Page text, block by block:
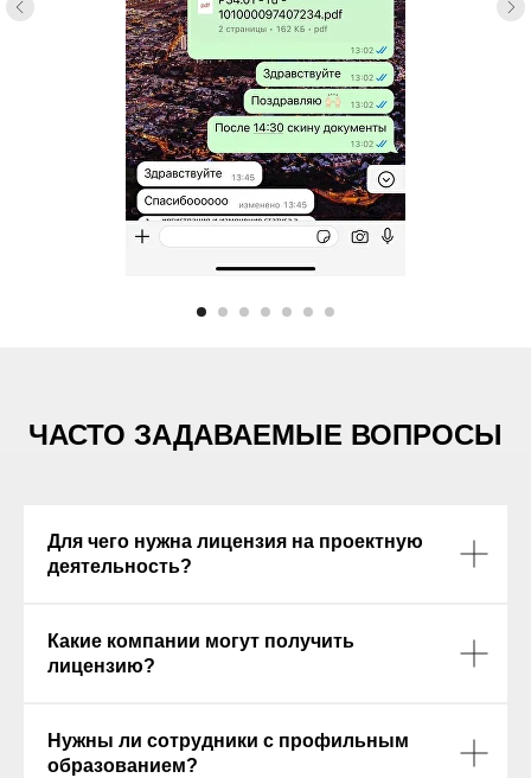
ЧАСТО ЗАДАВАЕМЫЕ ВОПРОСЫ
Для чего нужна лицензия на проектную
деятельность?
Какие компании могут получить
лицензию?
Нужны ли сотрудники с профильным
образованием?